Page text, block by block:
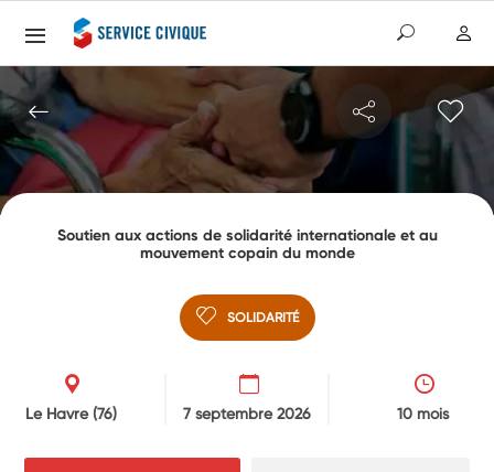
Soutien aux actions de solidarité internationale et au
mouvement copain du monde
SOLIDARITÉ
Le Havre(76) 7 septembre 2026 10 mois